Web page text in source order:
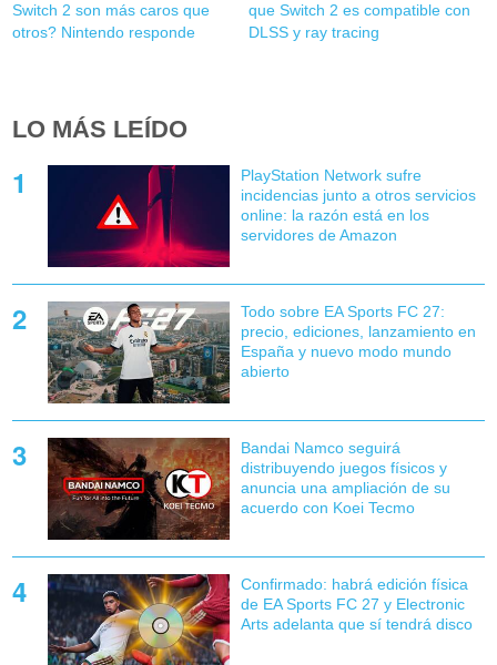
Switch 2 son más caros que
otros? Nintendo responde
que Switch 2 es compatible con
DLSS y ray tracing
LO MÁS LEÍDO
PlayStation Network sufre
incidencias junto a otros servicios
online: la razón está en los
servidores de Amazon
Todo sobre EA Sports FC 27:
precio, ediciones, lanzamiento en
España y nuevo modo mundo
abierto
Bandai Namco seguirá
distribuyendo juegos físicos y
anuncia una ampliación de su
acuerdo con Koei Tecmo
Confirmado: habrá edición física
de EA Sports FC 27 y Electronic
Arts adelanta que sí tendrá disco